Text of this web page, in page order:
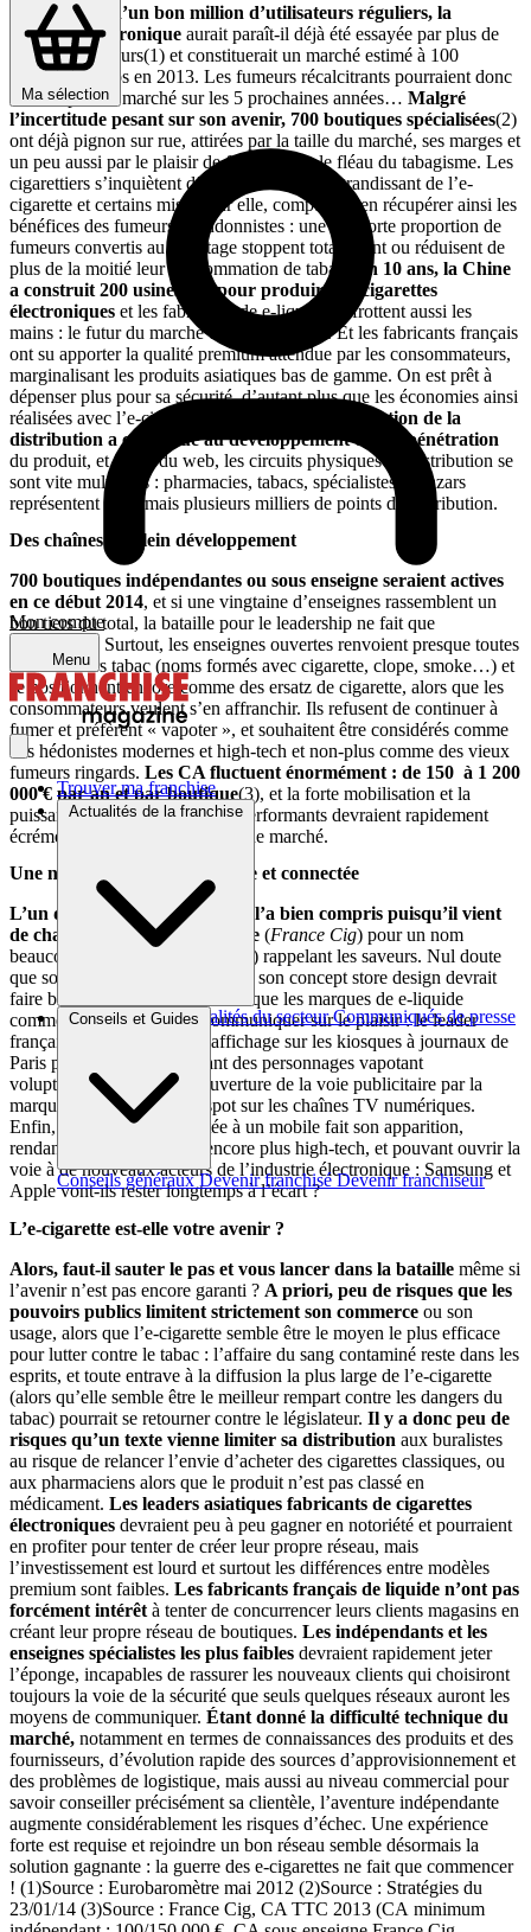
Ma sélection
Mon compte
Menu
Trouver ma franchise
Actualités de la franchise
Brèves et actus Actualités du secteur Communiqués de presse
Conseils et Guides
Conseils généraux Devenir franchisé Devenir franchiseur
Déjà crédité d’un bon million d’utilisateurs réguliers, la
cigarette électronique aurait paraît-il déjà été essayée par plus de
20 % des fumeurs(1) et constituerait un marché estimé à 100
millions d’euros en 2013. Les fumeurs récalcitrants pourraient donc
venir tripler ce marché sur les 5 prochaines années… Malgré
l’incertitude pesant sur son avenir, 700 boutiques spécialisées(2)
ont déjà pignon sur rue, attirées par la taille du marché, ses marges et
un peu aussi par le plaisir de faire reculer le fléau du tabagisme. Les
cigarettiers s’inquiètent d’ailleurs du succès grandissant de l’e-
cigarette et certains misent sur elle, comptant bien récupérer ainsi les
bénéfices des fumeurs abandonnistes : une très forte proportion de
fumeurs convertis au vapotage stoppent totalement ou réduisent de
plus de la moitié leur consommation de tabac.
En 10 ans, la Chine
a construit 200 usines qui pour produire les cigarettes
électroniques et les fabricants de e-liquide se frottent aussi les
mains : le futur du marché est également là. Et les fabricants français
ont su apporter la qualité premium attendue par les consommateurs,
marginalisant les produits asiatiques bas de gamme. On est prêt à
dépenser plus pour sa sécurité, d’autant plus que les économies ainsi
réalisées avec l’e-cigarette sont élevées.
L’atomisation de la
distribution a contribué au développement et à la pénétration
du produit, et partis du web, les circuits physiques de distribution se
sont vite multipliés : pharmacies, tabacs, spécialistes et bazars
représentent désormais plusieurs milliers de points de distribution.
Des chaînes en plein développement
700 boutiques indépendantes ou sous enseigne seraient actives
en ce début 2014, et si une vingtaine d’enseignes rassemblent un
bon tiers du total, la bataille pour le leadership ne fait que
commencer. Surtout, les enseignes ouvertes renvoient presque toutes
à des univers tabac (noms formés avec cigarette, clope, smoke…) et
se positionnent encore comme des ersatz de cigarette, alors que les
consommateurs veulent s’en affranchir. Ils refusent de continuer à
fumer et préfèrent « vapoter », et souhaitent être considérés comme
des hédonistes modernes et high-tech et non-plus comme des vieux
fumeurs ringards. Les CA fluctuent énormément : de 150 à 1 200
000 € par an et par boutique(3), et la forte mobilisation et la
puissance des réseaux les plus performants devraient rapidement
écrémer et organiser ce tout jeune marché.
Une nouvelle image : hédoniste et connectée
L’un des pionniers du marché l’a bien compris puisqu’il vient
de changer son nom d’enseigne (France Cig) pour un nom
beaucoup plus porteur (
) rappelant les saveurs. Nul doute
que son positionnement plaisir et son concept store design devrait
faire bouger le marché, d’autant que les marques de e-liquide
commencent elles-aussi à communiquer sur le plaisir : le leader
français,
, était en affichage sur les kiosques à journaux de
Paris pour les Fêtes dévoilant des personnages vapotant
voluptueusement, après l’ouverture de la voie publicitaire par la
marque
EdSylveravec un spot sur les chaînes TV numériques.
Enfin, l’e-cigarette connectée à un mobile fait son apparition,
rendant l’image de l’objet encore plus high-tech, et pouvant ouvrir la
voie à de nouveaux acteurs de l’industrie électronique : Samsung et
Apple vont-ils rester longtemps à l’écart ?
L’e-cigarette est-elle votre avenir ?
Alors, faut-il sauter le pas et vous lancer dans la bataille même si
l’avenir n’est pas encore garanti ? A priori, peu de risques que les
pouvoirs publics limitent strictement son commerce ou son
usage, alors que l’e-cigarette semble être le moyen le plus efficace
pour lutter contre le tabac : l’affaire du sang contaminé reste dans les
esprits, et toute entrave à la diffusion la plus large de l’e-cigarette
(alors qu’elle semble être le meilleur rempart contre les dangers du
tabac) pourrait se retourner contre le législateur. Il y a donc peu de
risques qu’un texte vienne limiter sa distribution aux buralistes
au risque de relancer l’envie d’acheter des cigarettes classiques, ou
aux pharmaciens alors que le produit n’est pas classé en
médicament. Les leaders asiatiques fabricants de cigarettes
électroniques devraient peu à peu gagner en notoriété et pourraient
en profiter pour tenter de créer leur propre réseau, mais
l’investissement est lourd et surtout les différences entre modèles
premium sont faibles. Les fabricants français de liquide n’ont pas
forcément intérêt à tenter de concurrencer leurs clients magasins en
créant leur propre réseau de boutiques. Les indépendants et les
enseignes spécialistes les plus faibles devraient rapidement jeter
l’éponge, incapables de rassurer les nouveaux clients qui choisiront
toujours la voie de la sécurité que seuls quelques réseaux auront les
moyens de communiquer. Étant donné la difficulté technique du
marché, notamment en termes de connaissances des produits et des
fournisseurs, d’évolution rapide des sources d’approvisionnement et
des problèmes de logistique, mais aussi au niveau commercial pour
savoir conseiller précisément sa clientèle, l’aventure indépendante
augmente considérablement les risques d’échec. Une expérience
forte est requise et rejoindre un bon réseau semble désormais la
solution gagnante : la guerre des e-cigarettes ne fait que commencer
! (1)Source : Eurobaromètre mai 2012 (2)Source : Stratégies du
23/01/14 (3)Source : France Cig, CA TTC 2013 (CA minimum